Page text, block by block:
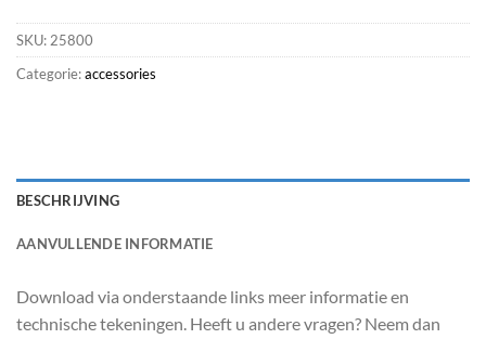
SKU: 25800
Categorie:accessories
BESCHRIJVING
AANVULLENDE INFORMATIE
Download via onderstaande links meer informatie en
technische tekeningen. Heeft u andere vragen? Neem dan